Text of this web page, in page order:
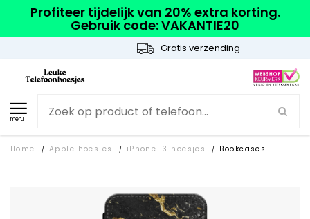
Profiteer tijdelijk van 20% extra korting.
Gebruik code: VAKANTIE20
Gratis verzending
menu
Home / Apple hoesjes / iPhone 13 hoesjes / Bookcases